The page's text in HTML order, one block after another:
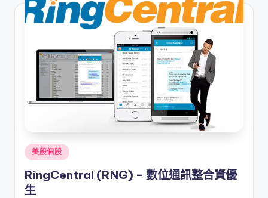
Posted
in
美股個股
RingCentral (RNG) – 數位通訊整合資優
生